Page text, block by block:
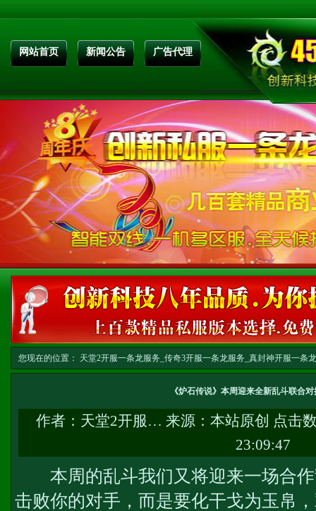
网站首页 新闻公告 广告代理
您现在的位置： 天堂2开服一条龙服务_传奇3开服一条龙服务_真封神开服一条
《炉石传说》本周迎来全新乱斗联合
作者： 天堂2开服… 来源：本站原创 点击
23:09:47
本周的乱斗我们又将迎来一场合作
击败你的对手，而是要化干戈为玉帛